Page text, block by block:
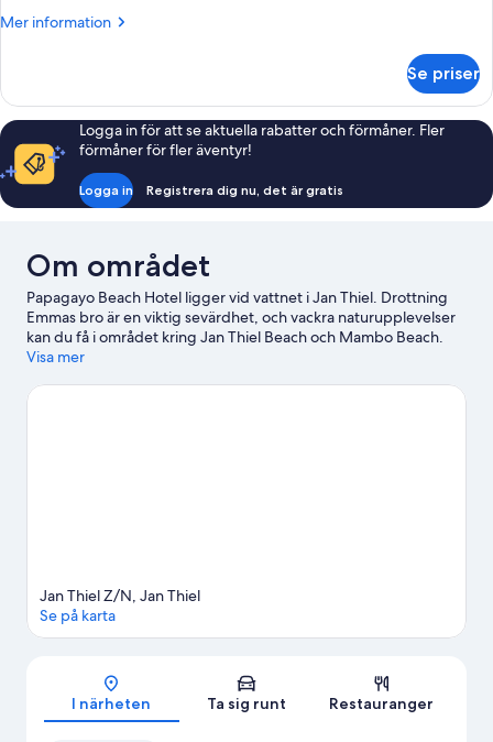
Mer information
Mer
Front
View
Room
Se priser
Logga in för att se aktuella rabatter och förmåner. Fler
förmåner för fler äventyr!
Logga in Registrera dig nu, det är gratis
Om området
Papagayo Beach Hotel ligger vid vattnet i Jan Thiel. Drottning
Emmas bro är en viktig sevärdhet, och vackra naturupplevelser
kan du få i området kring Jan Thiel Beach och Mambo Beach.
Parke Tropikal Zoo och Curaçao Maritime Museum är också
utmärkta exempel på vattenaktiviteter tillgängliga i området,
Visa mer
Karta
Jan Thiel Z/N, Jan Thiel
Se på karta
I närheten Ta sig runt Restauranger